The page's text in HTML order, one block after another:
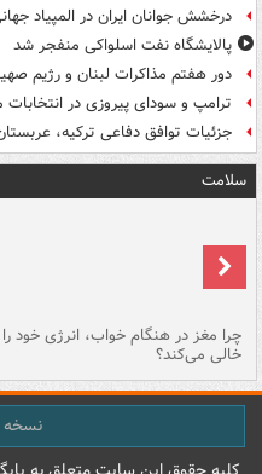
درخشش جوانان ایران در المپیاد
پالایشگاه نفت اسلواکی منفجر شد
دور هفتم مذاکرات لبنان و رژیم
ترامپ و سودای پیروزی در انتخابات
جزئیات توافق دفاعی ترکیه،
سلامت
چرا مغز در هنگام خواب، انرژی خود را
خالی می‌کند؟